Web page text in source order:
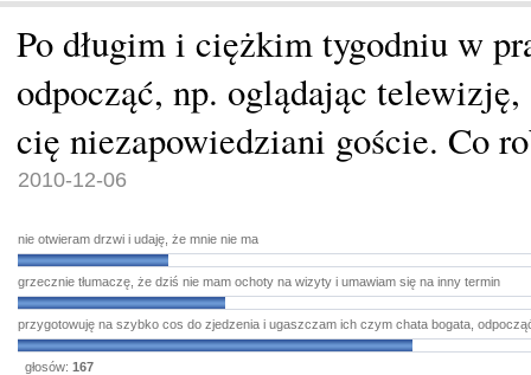
Po długim i ciężkim tygodniu w
odpocząć, np. oglądając telewizję,
cię niezapowiedziani goście. Co
2010-12-06
nie otwieram drzwi i udaję, że mnie nie ma
grzecznie tłumaczę, że dziś nie mam ochoty na wizyty i umawiam się na inny termin
przygotowuję na szybko cos do zjedzenia i ugaszczam ich czym chata bogata,
głosów: 167